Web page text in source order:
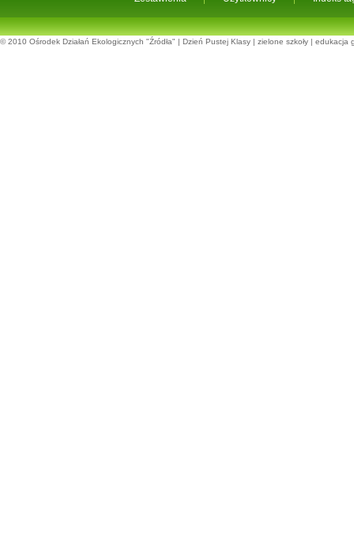
© 2010 Ośrodek Działań Ekologicznych "Źródła" | Dzień Pustej Klasy | zielone szkoły | edukacja